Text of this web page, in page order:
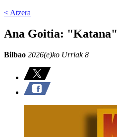
< Atzera
Ana Goitia: "Katana"
Bilbao 2026(e)ko Urriak 8